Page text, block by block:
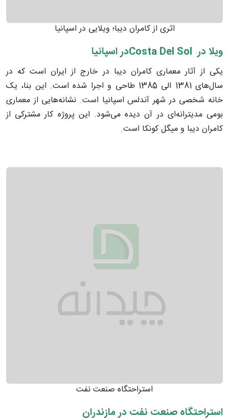
اثری از کامران دیبا؛ ویلایی در اسپانیا
ویلا در در اسپانیا
یکی از آثار معماری کامران دیبا در خارج از ایران است که در
سال‌های 1381 الی 1385 طاحی و اجرا شده است. این بنا، یک
خانه شخصی در شهر آندلس اسپانیا است. نشانه‌هایی از معماری
بومی مدیترانه‌ای در آن دیده می‌شود. این پروژه کار مشترکی از
کامران دیبا و میگل کونکا است.
استراحتگاه صنعت نفت
استراحتگاه صنعت نفت در مازندران